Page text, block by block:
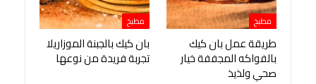
مطبخ
طريقة عمل بان كيك
بالفواكه المجففة خيار
صحي ولذيذ
مطبخ
بان كيك بالجبنة الموزاريلا
تجربة فريدة من نوعها